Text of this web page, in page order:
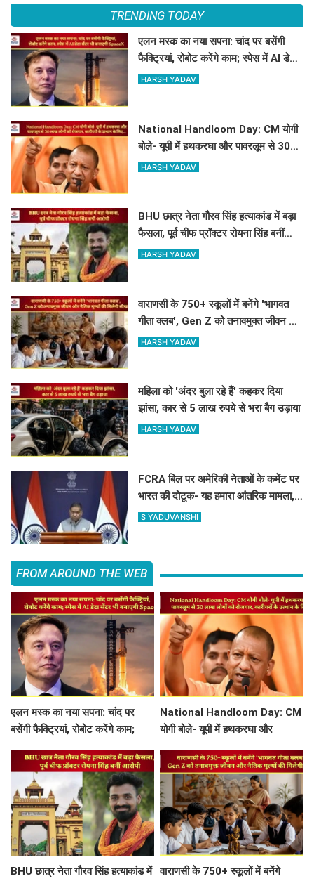
TRENDING TODAY
एलन मस्क का नया सपना: चांद पर बसेंगी
फैक्ट्रियां, रोबोट करेंगे काम; स्पेस में AI डेटा
सेंटर भी बनाएगी SpaceX
HARSH YADAV
National Handloom Day: CM योगी
बोले- यूपी में हथकरघा और पावरलूम से 30
लाख लोगों को रोजगार, कारीगरों के उत्थान के
HARSH YADAV
BHU छात्र नेता गौरव सिंह हत्याकांड में बड़ा
फैसला, पूर्व चीफ प्रॉक्टर रोयना सिंह बनीं
आरोपी
HARSH YADAV
वाराणसी के 750+ स्कूलों में बनेंगे 'भागवत
गीता क्लब', Gen Z को तनावमुक्त जीवन और
नैतिक मूल्यों की मिलेगी सीख
HARSH YADAV
महिला को 'अंदर बुला रहे हैं' कहकर दिया
झांसा, कार से 5 लाख रुपये से भरा बैग उड़ाया
HARSH YADAV
FCRA बिल पर अमेरिकी नेताओं के कमेंट पर
भारत की दोटूक- यह हमारा आंतरिक मामला,
नसीहत देने से पहले अपने कानून देखिए
S YADUVANSHI
FROM AROUND THE WEB
एलन मस्क का नया सपना: चांद पर
बसेंगी फैक्ट्रियां, रोबोट करेंगे काम;
SpaceX
National Handloom Day: CM
योगी बोले- यूपी में हथकरघा और
कारीगरों के उत्थान के लिए...
BHU छात्र नेता गौरव सिंह हत्याकांड में
वाराणसी के 750+ स्कूलों में बनेंगे